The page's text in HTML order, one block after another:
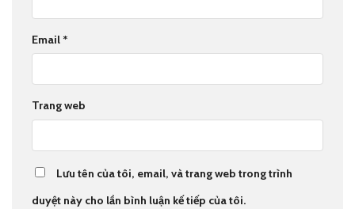
Email *
Trang web
Lưu tên của tôi, email, và trang web trong trình
duyệt này cho lần bình luận kế tiếp của tôi.